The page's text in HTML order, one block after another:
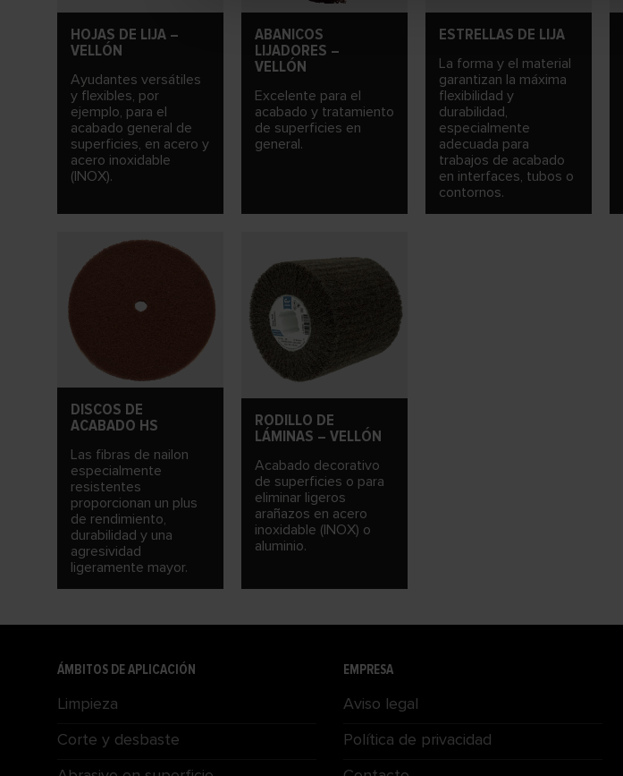
HOJAS DE LIJA –
VELLÓN
Ayudantes versátiles
y flexibles, por
ejemplo, para el
acabado general de
superficies, en acero y
acero inoxidable
(INOX).
ABANICOS
LIJADORES –
VELLÓN
Excelente para el
acabado y tratamiento
de superficies en
general.
ESTRELLAS DE LIJA
La forma y el material
garantizan la máxima
flexibilidad y
durabilidad,
especialmente
adecuada para
trabajos de acabado
en interfaces, tubos o
contornos.
DISCOS DE
ACABADO HS
Las fibras de nailon
especialmente
resistentes
proporcionan un plus
de rendimiento,
durabilidad y una
agresividad
ligeramente mayor.
RODILLO DE
LÁMINAS – VELLÓN
Acabado decorativo
de superficies o para
eliminar ligeros
arañazos en acero
inoxidable (INOX) o
aluminio.
ÁMBITOS DE APLICACIÓN
Limpieza
Corte y desbaste
EMPRESA
Aviso legal
Política de privacidad